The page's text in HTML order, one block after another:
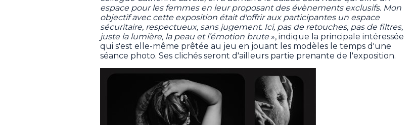
espace pour les femmes en leur proposant des évènements exclusifs. Mon
objectif avec cette exposition était d'offrir aux participantes un espace
sécuritaire, respectueux, sans jugement. Ici, pas de retouches, pas de filtres,
juste la lumière, la peau et l’émotion brute», indique la principale intéressée
qui s'est elle-même prêtée au jeu en jouant les modèles le temps d'une
séance photo. Ses clichés seront d'ailleurs partie prenante de l'exposition.